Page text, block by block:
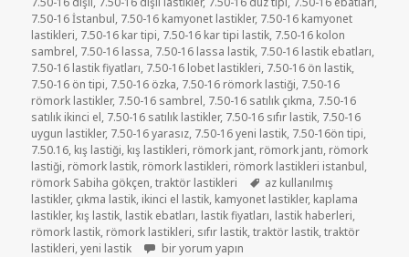
7.50-16 İstanbul, 7.50-16 kamyonet lastikler, 7.50-16 kamyonet
lastikleri, 7.50-16 kar tipi, 7.50-16 kar tipi lastik, 7.50-16 kolon
sambrel, 7.50-16 lassa, 7.50-16 lassa lastik, 7.50-16 lastik ebatları,
7.50-16 lastik fiyatları, 7.50-16 lobet lastikleri, 7.50-16 ön lastik,
7.50-16 ön tipi, 7.50-16 özka, 7.50-16 römork lastiği, 7.50-16
römork lastikler, 7.50-16 sambrel, 7.50-16 satılık çıkma, 7.50-16
satılık ikinci el, 7.50-16 satılık lastikler, 7.50-16 sıfır lastik, 7.50-16
uygun lastikler, 7.50-16 yarasız, 7.50-16 yeni lastik, 7.50-16ön tipi,
7.50.16, kış lastiği, kış lastikleri, römork jant, römork jantı, römork
lastiği, römork lastik, römork lastikleri, römork lastikleri istanbul,
römork Sabiha gökçen,traktör lastikleri Etiketler
az kullanılmış
lastikler, çıkma lastik, ikinci el lastik, kamyonet lastikler, kaplama
lastikler, kış lastik, lastik ebatları, lastik fiyatları, lastik haberleri,
römork lastik, römork lastikleri, sıfır lastik,traktör lastik,traktör
lastikleri,yeni lastik 7-50-16 AZ KULLANILMIŞ LASTİKLER için
bir yorum yapın